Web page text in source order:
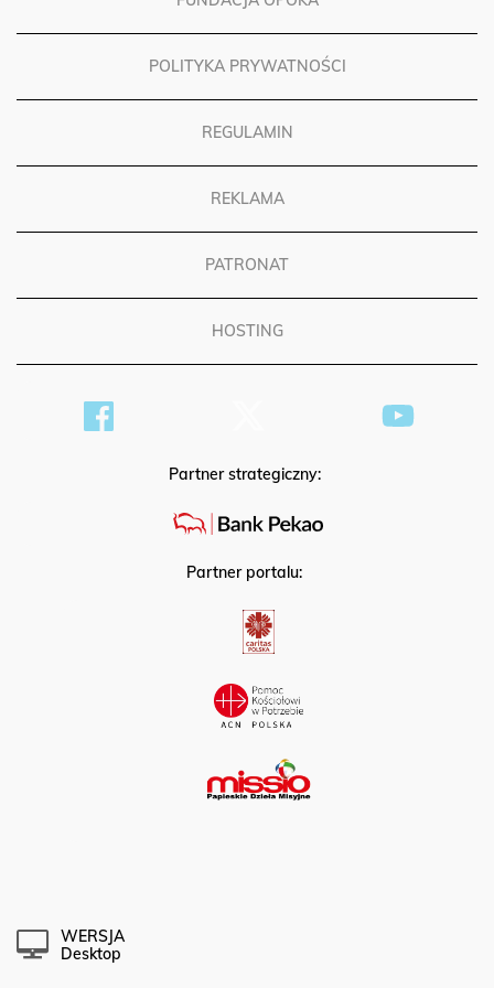
POLITYKA PRYWATNOŚCI
REGULAMIN
REKLAMA
PATRONAT
HOSTING
Partner strategiczny:
Partner portalu:
WERSJA
Desktop